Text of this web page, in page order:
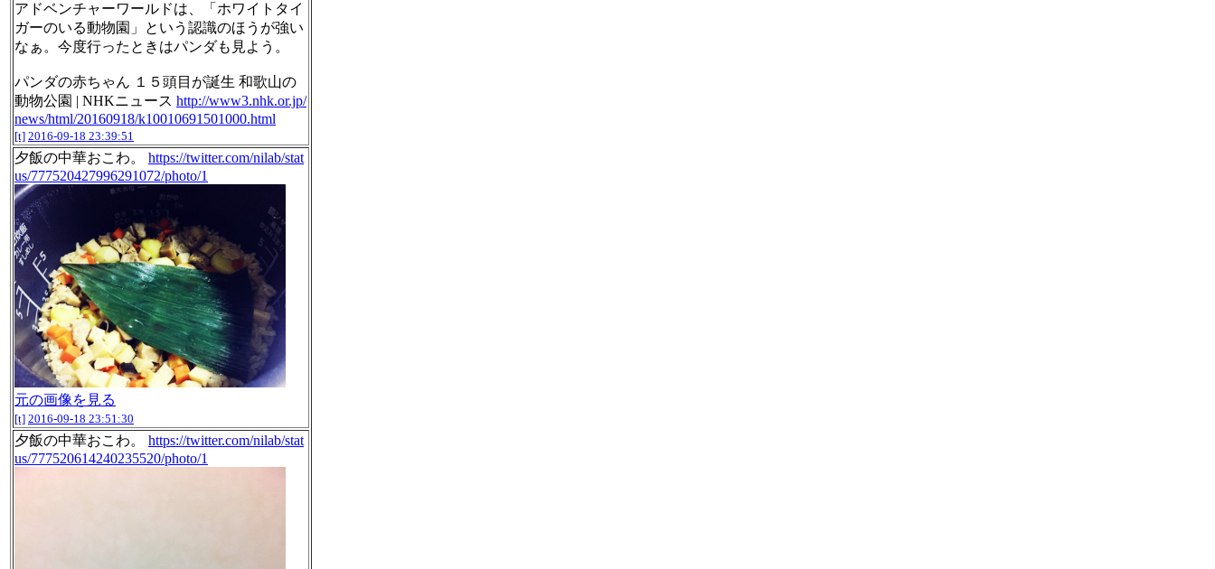
アドベンチャーワールドは、「ホワイトタイ
ガーのいる動物園」という認識のほうが強い
なぁ。今度行ったときはパンダも見よう。
パンダの赤ちゃん １５頭目が誕生 和歌山の
動物公園 | NHKニュース http://www3.nhk.or.jp/
news/html/20160918/k10010691501000.html
[t] 2016-09-18 23:39:51
夕飯の中華おこわ。 https://twitter.com/nilab/stat
us/777520427996291072/photo/1
元の画像を見る
[t] 2016-09-18 23:51:30
夕飯の中華おこわ。 https://twitter.com/nilab/stat
us/777520614240235520/photo/1